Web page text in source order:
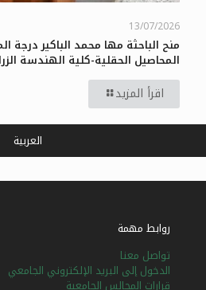
13/07/2026
منح الباحثة مها محمد الباكير
المحاصيل الحقلية-كلية الهندسة
اقرأ المزيد
روابط مهمة
تواصل معنا
الدخول إلى البريد الإلكتروني الجامعي
قرارات المجالس الجامعية
العربية